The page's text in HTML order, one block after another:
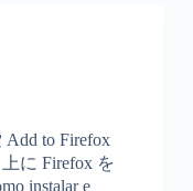
to Firefox
に Firefox を
instalar e